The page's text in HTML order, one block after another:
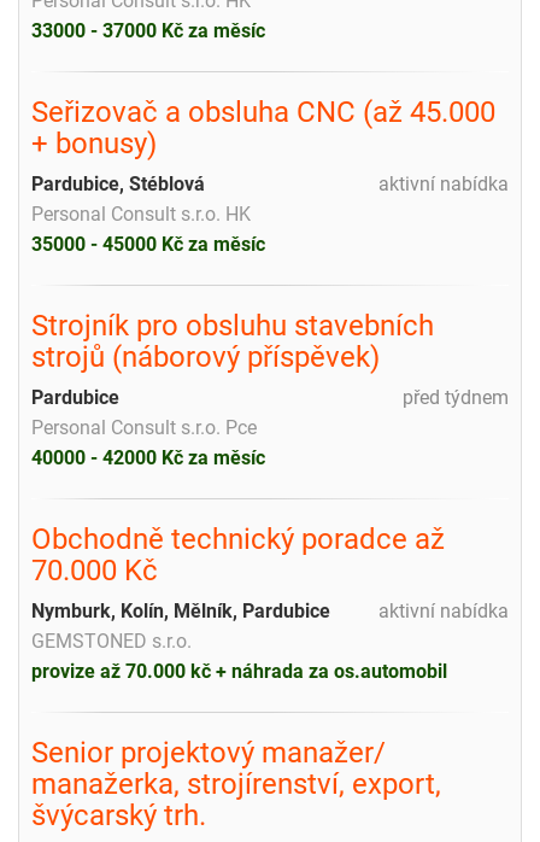
33000 - 37000 Kč za měsíc
Seřizovač a obsluha CNC (až 45.000
+ bonusy)
aktivní nabídka
Pardubice, Stéblová
Personal Consult s.r.o. HK
35000 - 45000 Kč za měsíc
Strojník pro obsluhu stavebních
strojů (náborový příspěvek)
před týdnem
Pardubice
Personal Consult s.r.o. Pce
40000 - 42000 Kč za měsíc
Obchodně technický poradce až
70.000 Kč
aktivní nabídka
Nymburk, Kolín, Mělník, Pardubice
GEMSTONED s.r.o.
provize až 70.000 kč + náhrada za os.automobil
Senior projektový manažer/
manažerka, strojírenství, export,
švýcarský trh.